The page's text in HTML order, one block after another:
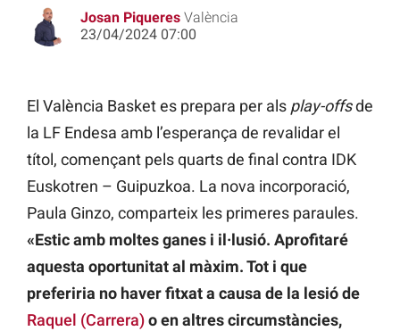
Josan Piqueres València
23/04/2024 07:00
El València Basket es prepara per als play-offsde
la LF Endesa amb l’esperança de revalidar el
títol, començant pels quarts de final contra IDK
Euskotren – Guipuzkoa. La nova incorporació,
Paula Ginzo, comparteix les primeres paraules.
«Estic amb moltes ganes i il·lusió. Aprofitaré
aquesta oportunitat al màxim. Tot i que
preferiria no haver fitxat a causa de la lesió de
Raquel (Carrera)o en altres circumstàncies,